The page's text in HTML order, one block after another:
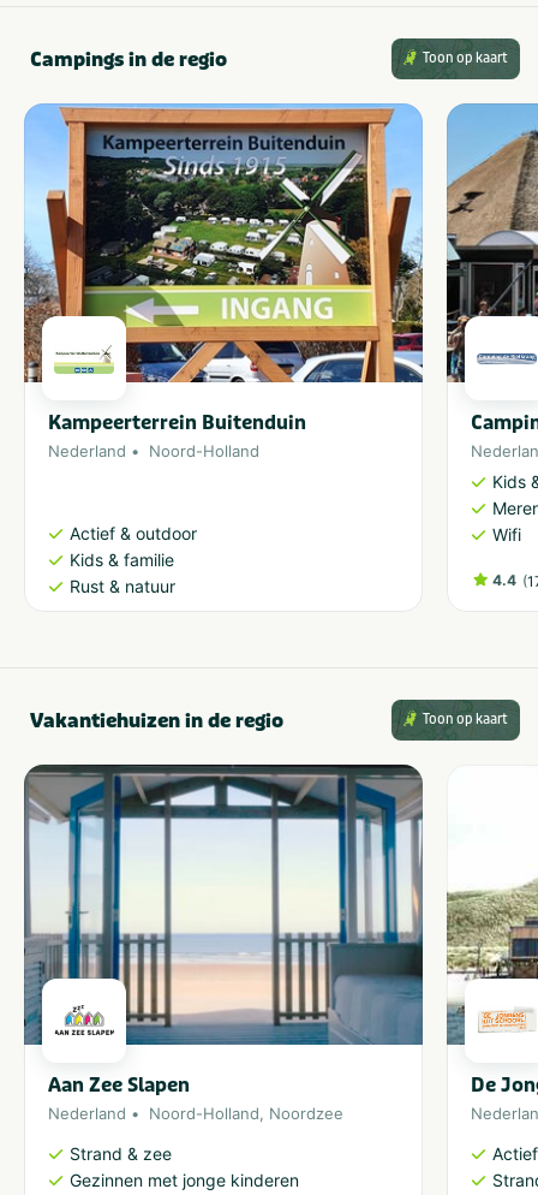
Campings in de regio Toon op kaart
Kampeerterrein Buitenduin
Nederland Noord-Holland
Actief & outdoor
Kids & familie
Rust & natuur
Kids
Wifi
4.4 (
Vakantiehuizen in de regio Toon op kaart
Aan Zee Slapen
Nederland Noord-Holland, Noordzee
Strand & zee
Gezinnen met jonge kinderen
De